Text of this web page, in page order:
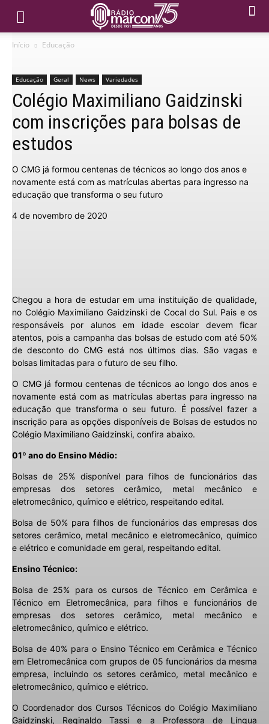
Início Educação
Educação Geral News Variedades
Colégio Maximiliano Gaidzinski
com inscrições para bolsas de
estudos
O CMG já formou centenas de técnicos ao longo dos anos e
novamente está com as matrículas abertas para ingresso na
educação que transforma o seu futuro
4 de novembro de 2020
Chegou a hora de estudar em uma instituição de qualidade,
no Colégio Maximiliano Gaidzinski de Cocal do Sul. Pais e os
responsáveis por alunos em idade escolar devem ficar
atentos, pois a campanha das bolsas de estudo com até 50%
de desconto do CMG está nos últimos dias. São vagas e
bolsas limitadas para o futuro de seu filho.
O CMG já formou centenas de técnicos ao longo dos anos e
novamente está com as matrículas abertas para ingresso na
educação que transforma o seu futuro. É possível fazer a
inscrição para as opções disponíveis de Bolsas de estudos no
Colégio Maximiliano Gaidzinski, confira abaixo.
01º ano do Ensino Médio:
Bolsas de 25% disponível para filhos de funcionários das
empresas dos setores cerâmico, metal mecânico e
eletromecânico, químico e elétrico, respeitando edital.
Bolsa de 50% para filhos de funcionários das empresas dos
setores cerâmico, metal mecânico e eletromecânico, químico
e elétrico e comunidade em geral, respeitando edital.
Ensino Técnico:
Bolsa de 25% para os cursos de Técnico em Cerâmica e
Técnico em Eletromecânica, para filhos e funcionários de
empresas dos setores cerâmico, metal mecânico e
eletromecânico, químico e elétrico.
Bolsa de 40% para o Ensino Técnico em Cerâmica e Técnico
em Eletromecânica com grupos de 05 funcionários da mesma
empresa, incluindo os setores cerâmico, metal mecânico e
eletromecânico, químico e elétrico.
O Coordenador dos Cursos Técnicos do Colégio Maximiliano
Gaidzinski, Reginaldo Tassi e a Professora de Língua